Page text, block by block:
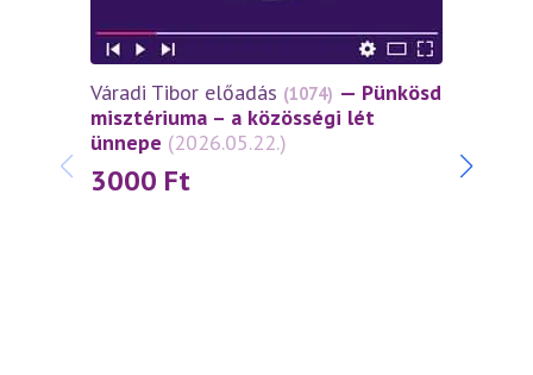
Váradi Tibor előadás (1074) — Pünkösd
misztériuma – a közösségi lét
ünnepe (2026.05.22.)
3000 Ft